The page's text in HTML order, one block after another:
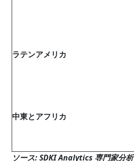
ラテンアメリカ
中東とアフリカ
ソース: SDKI Analytics 専門家分析